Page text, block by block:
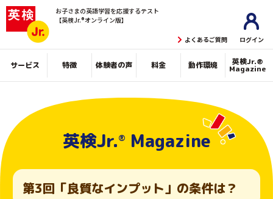
お子さまの英語学習を応援するテスト
【英検Jr.®オンライン版】
よくあるご質問 ログイン
個人のご利用
ログイン
グループのご利用
ログイン
サービス 特徴 体験者の声 料金 動作環境 英検Jr.®
Magazine
英検Jr.®︎ Magazine
第3回「良質なインプット」の条件は？